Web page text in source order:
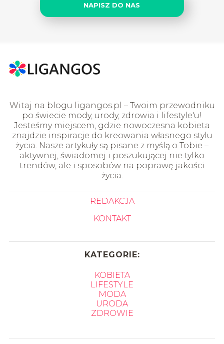
NAPISZ DO NAS
Witaj na blogu ligangos.pl – Twoim przewodniku
po świecie mody, urody, zdrowia i lifestyle'u!
Jesteśmy miejscem, gdzie nowoczesna kobieta
znajdzie inspiracje do kreowania własnego stylu
życia. Nasze artykuły są pisane z myślą o Tobie –
aktywnej, świadomej i poszukującej nie tylko
trendów, ale i sposobów na poprawę jakości
życia.
REDAKCJA
KONTAKT
KATEGORIE:
KOBIETA
LIFESTYLE
MODA
URODA
ZDROWIE